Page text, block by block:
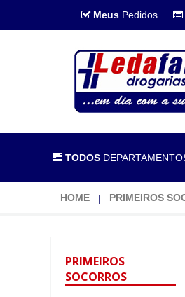
Meus Pedidos
TODOS
HOME PRIMEIROS
PRIMEIROS
SOCORROS